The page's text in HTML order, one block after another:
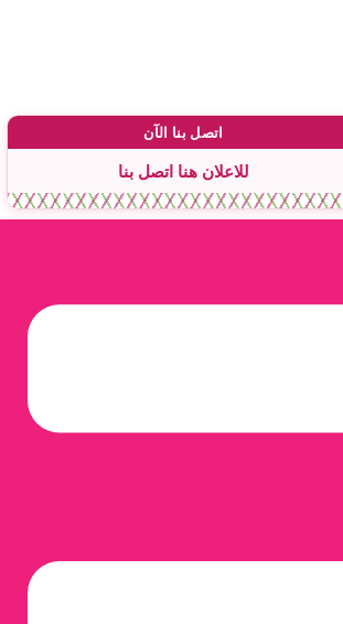
اتصل بنا الآن
للاعلان هنا اتصل بنا